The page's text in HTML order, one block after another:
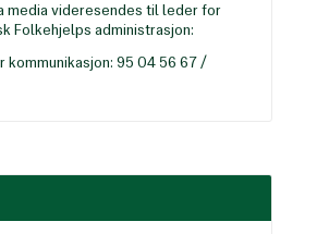
media videresendes til leder for
Folkehjelps administrasjon:
kommunikasjon: 95 04 56 67 /